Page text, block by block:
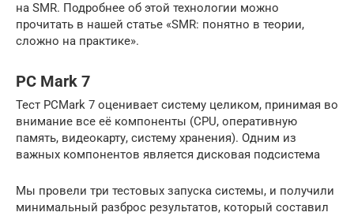
на SMR. Подробнее об этой технологии можно
прочитать в нашей статье «SMR: понятно в теории,
сложно на практике».
PC Mark 7
Тест PCMark 7 оценивает систему целиком, принимая во
внимание все её компоненты (CPU, оперативную
память, видеокарту, систему хранения). Одним из
важных компонентов является дисковая подсистема
Мы провели три тестовых запуска системы, и получили
минимальный разброс результатов, который составил